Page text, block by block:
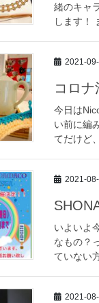
緒のキャ
します！
2021-
コロ
今日は
い前に編
てだけど
2021-
いよいよ
なもの？
ていない
2021-